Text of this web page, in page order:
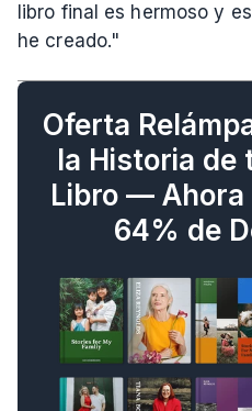
libro final es hermoso y
he creado."
Oferta
la Historia de
Libro — Ahora
64% de